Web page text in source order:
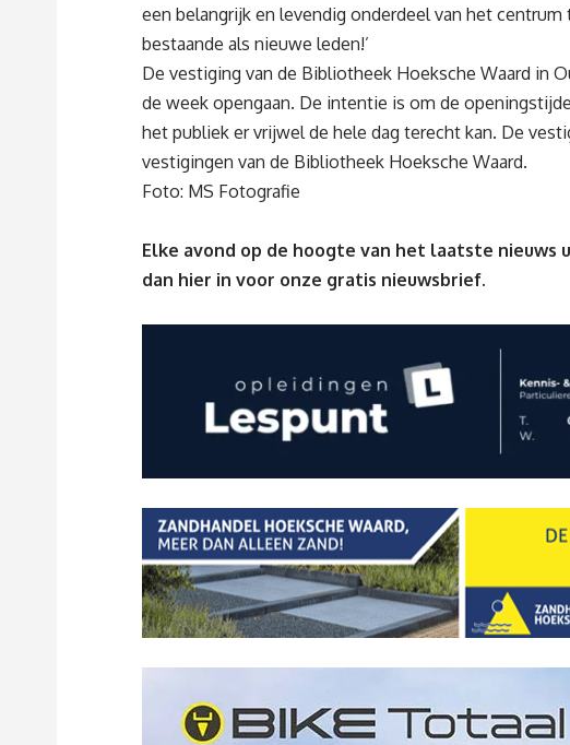
een belangrijk en levendig onderdeel van het
bestaande als nieuwe leden!’
De vestiging van de Bibliotheek Hoeksche Waard in
de week opengaan. De intentie is om de
het publiek er vrijwel de hele dag terecht kan. De
vestigingen van de Bibliotheek Hoeksche Waard.
Foto: MS Fotografie
Elke avond op de hoogte van het laatste nieuws
dan hier in voor onze gratis nieuwsbrief.